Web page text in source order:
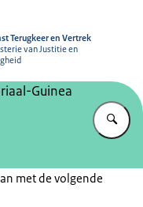
Terugkeer en Vertrek
van Justitie en
Guinea
met de volgende